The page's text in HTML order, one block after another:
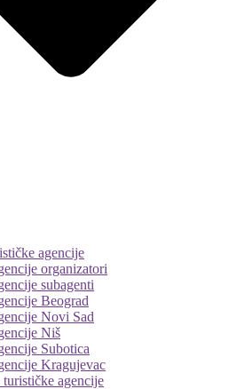
agencije
organizatori
subagenti
Beograd
Novi Sad
Niš
Subotica
Kragujevac
agencije